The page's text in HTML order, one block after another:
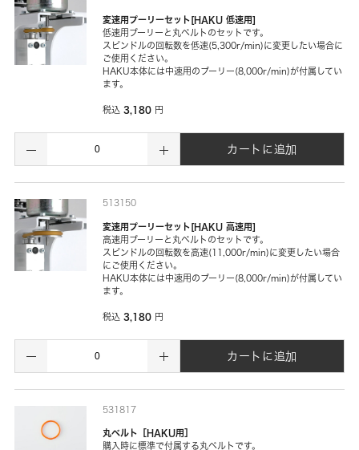
変速用プーリーセット[HAKU 低速用]
低速用プーリーと丸ベルトのセットです。
スピンドルの回転数を低速(5,300r/min)に変更したい場合に
ご使用ください。
HAKU本体には中速用のプーリー(8,000r/min)が付属してい
ます。
税込 3,180 円
カートに追加
513150
変速用プーリーセット[HAKU 高速用]
高速用プーリーと丸ベルトのセットです。
スピンドルの回転数を高速(11,000r/min)に変更したい場合
にご使用ください。
HAKU本体には中速用のプーリー(8,000r/min)が付属してい
ます。
税込 3,180 円
カートに追加
531817
丸ベルト［HAKU用］
購入時に標準で付属する丸ベルトです。